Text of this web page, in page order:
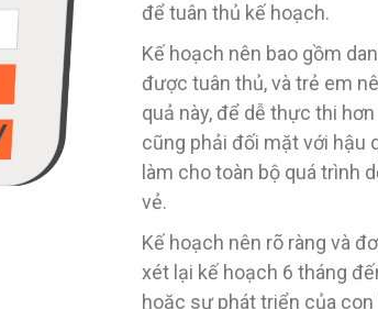
để tuân thủ kế hoạch.
Kế hoạch nên bao gồm
được tuân thủ, và trẻ em
quả này, để dễ thực thi
cũng phải đối mặt với hậu
làm cho toàn bộ quá trình
vẻ.
Kế hoạch nên rõ ràng và
xét lại kế hoạch 6 tháng
hoặc sự phát triển của con